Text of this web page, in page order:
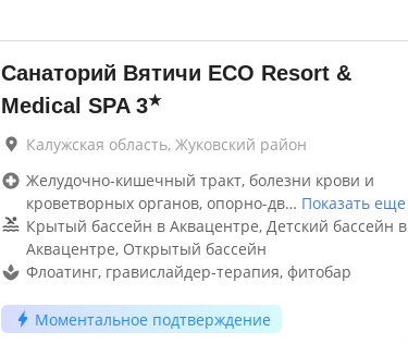
Санаторий Вятичи ECO Resort &
Medical SPA 3★
Калужская область, Жуковский район
Желудочно-кишечный тракт, болезни крови и
кроветворных органов, опорно-дв… Показать еще
Крытый бассейн в Аквацентре, Детский бассейн в
Аквацентре, Открытый бассейн
Флоатинг, гравислайдер-терапия, фитобар
Моментальное подтверждение